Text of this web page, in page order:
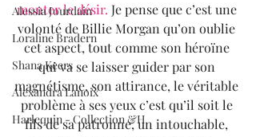
Alessia Jourdain
Loraline Bradern
Shana Keers
Alexandra Lanoix
Harlequin - Collection &H
monter le désir. Je pense que c’est une
volonté de Billie Morgan qu’on oublie
cet aspect, tout comme son héroïne
qui va se laisser guider par son
magnétisme, son attirance, le véritable
problème à ses yeux c’est qu’il soit le
fils de sa patronne, un intouchable,